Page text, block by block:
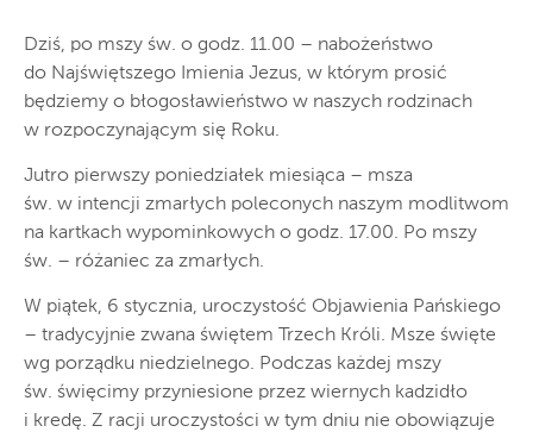
Dziś, po mszy św. o godz. 11.00 – nabożeństwo
do Najświętszego Imienia Jezus, w którym prosić
będziemy o błogosławieństwo w naszych rodzinach
w rozpoczynającym się Roku.
Jutro pierwszy poniedziałek miesiąca – msza
św. w intencji zmarłych poleconych naszym modlitwom
na kartkach wypominkowych o godz. 17.00. Po mszy
św. – różaniec za zmarłych.
W piątek, 6 stycznia, uroczystość Objawienia Pańskiego
– tradycyjnie zwana świętem Trzech Króli. Msze święte
wg porządku niedzielnego. Podczas każdej mszy
św. święcimy przyniesione przez wiernych kadzidło
i kredę. Z racji uroczystości w tym dniu nie obowiązuje